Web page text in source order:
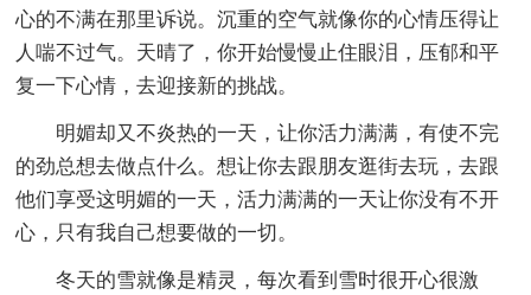
心的不满在那里诉说。沉重的空气就像你的心情压得让
人喘不过气。天晴了，你开始慢慢止住眼泪，压郁和平
复一下心情，去迎接新的挑战。
明媚却又不炎热的一天，让你活力满满，有使不完
的劲总想去做点什么。想让你去跟朋友逛街去玩，去跟
他们享受这明媚的一天，活力满满的一天让你没有不开
心，只有我自己想要做的一切。
冬天的雪就像是精灵，每次看到雪时很开心很激